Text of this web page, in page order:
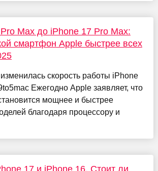
Max до iPhone 17 Pro Max:
смартфон Apple быстрее всех
скорость работы iPhone
Ежегодно Apple заявляет, что
мощнее и быстрее
благодаря процессору и